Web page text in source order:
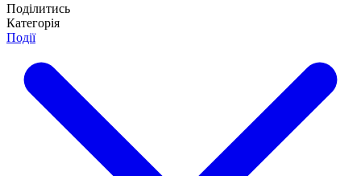
Поділитись
Категорія
Події